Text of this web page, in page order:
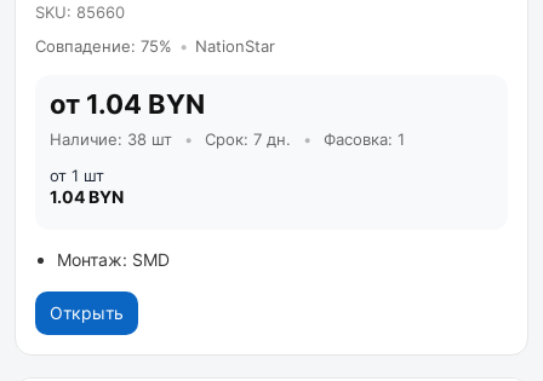
SKU: 85660
Совпадение: 75% • NationStar
от 1.04 BYN
Наличие: 38 шт • Срок: 7 дн. •
Фасовка: 1
от 1 шт
1.04 BYN
Монтаж: SMD
Открыть